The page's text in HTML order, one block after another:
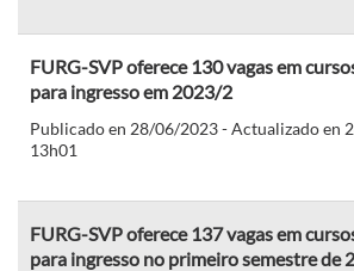
FURG-SVP oferece 130 vagas em
para ingresso em 2023/2
Publicado en 28/06/2023 - Actualizado en
13h01
FURG-SVP oferece 137 vagas em
para ingresso no primeiro semestre de